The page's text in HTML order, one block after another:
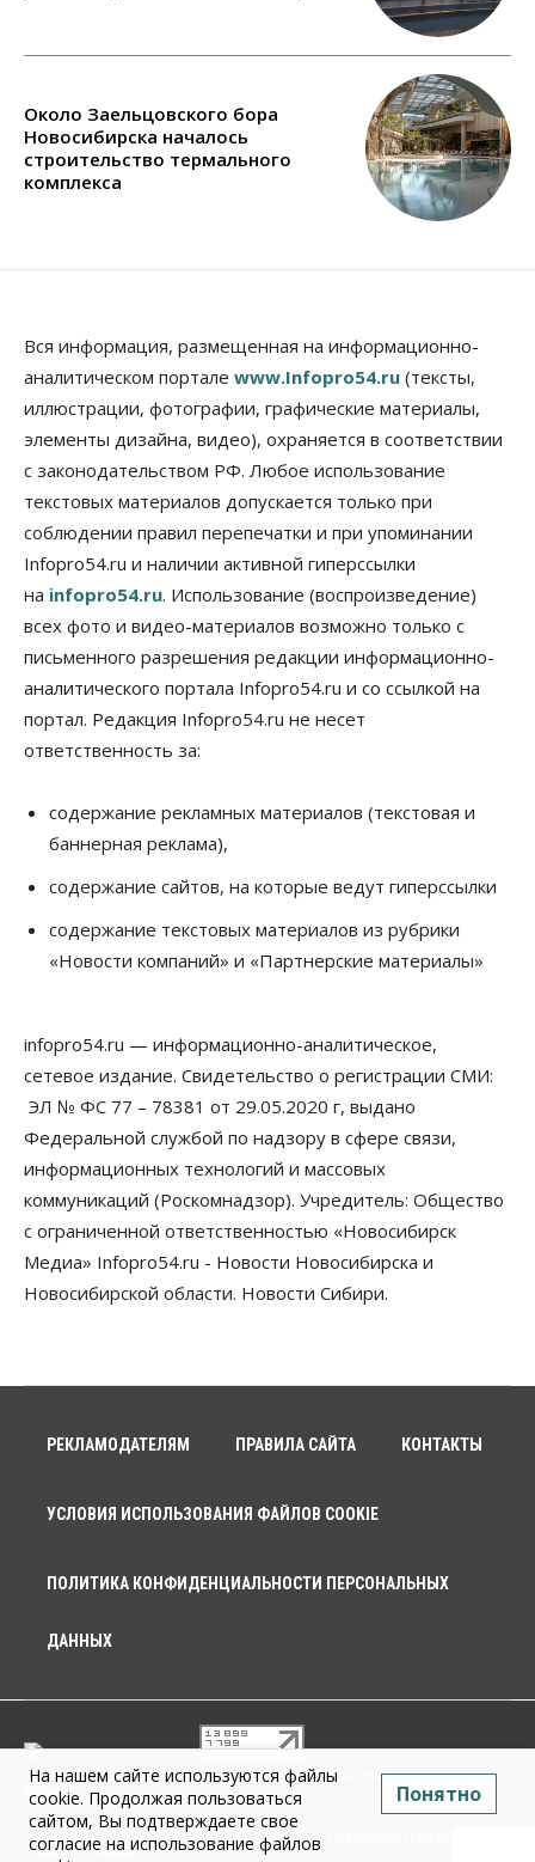
Около Заельцовского бора
Новосибирска началось
строительство термального
комплекса
Вся информация, размещенная на информационно-
аналитическом портале www.Infopro54.ru (тексты,
иллюстрации, фотографии, графические материалы,
элементы дизайна, видео), охраняется в соответствии
с законодательством РФ. Любое использование
текстовых материалов допускается только при
соблюдении правил перепечатки и при упоминании
Infopro54.ru и наличии активной гиперссылки
на infopro54.ru. Использование (воспроизведение)
всех фото и видео-материалов возможно только с
письменного разрешения редакции информационно-
аналитического портала Infopro54.ru и со ссылкой на
портал. Редакция Infopro54.ru не несет
ответственность за:
содержание рекламных материалов (текстовая и
баннерная реклама),
содержание сайтов, на которые ведут гиперссылки
содержание текстовых материалов из рубрики
«Новости компаний» и «Партнерские материалы»
infopro54.ru — информационно-аналитическое,
сетевое издание. Свидетельство о регистрации СМИ:
ЭЛ № ФС 77 – 78381 от 29.05.2020 г, выдано
Федеральной службой по надзору в сфере связи,
информационных технологий и массовых
коммуникаций (Роскомнадзор). Учредитель: Общество
с ограниченной ответственностью «Новосибирск
Медиа» Infopro54.ru - Новости Новосибирска и
Новосибирской области. Новости Сибири.
РЕКЛАМОДАТЕЛЯМ ПРАВИЛА САЙТА КОНТАКТЫ
УСЛОВИЯ ИСПОЛЬЗОВАНИЯ ФАЙЛОВ COOKIE
ПОЛИТИКА КОНФИДЕНЦИАЛЬНОСТИ ПЕРСОНАЛЬНЫХ
ДАННЫХ
© 2026 г. Общество с ограниченной ответственностью «Новосибирск
Медиа» 18+
Infopro54 - Важные новости Новосибирска и Новосибирской области.
Новости Сибири
На нашем сайте используются файлы
cookie. Продолжая пользоваться
сайтом, Вы подтверждаете свое
согласие на использование файлов
Понятно